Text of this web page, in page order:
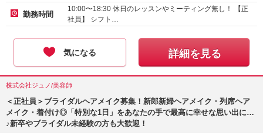
勤務時間
10:00〜18:30 休日のレッスンやミーティング無し！ 【正
社員】 シフト…
気になる 詳細を見る
株式会社ジュノ/美容師
＜正社員＞ブライダルヘアメイク募集！新郎新婦ヘアメイク・列席ヘア
メイク・着付け◎「特別な1日」をあなたの手で最高に幸せな思い出に…
♪新卒やブライダル未経験の方も大歓迎！